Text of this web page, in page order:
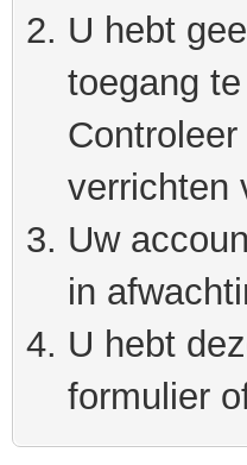
U hebt
toegang
verrichten
Uw
in
U hebt
formulier